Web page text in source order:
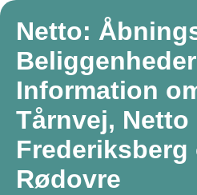
Netto:
Information
Tårnvej, Netto
Frederiksberg
Rødovre